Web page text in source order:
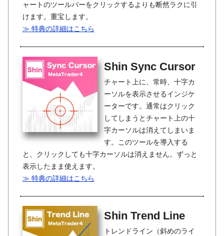
ャートのツールバーをクリックするよりも断然ラクに引
けます。重宝します。
≫ 特典の詳細はこちら
Shin Sync Cursor
チャート上に、常時、十字カ
ーソルを表示させるインジケ
ーターです。通常はクリック
してしまうとチャート上の十
字カーソルは消えてしまいま
す。このツールを導入する
と、クリックしても十字カーソルは消えません。ずっと
表示したまま使えます。
≫ 特典の詳細はこちら
Shin Trend Line
トレンドライン（斜めのライ